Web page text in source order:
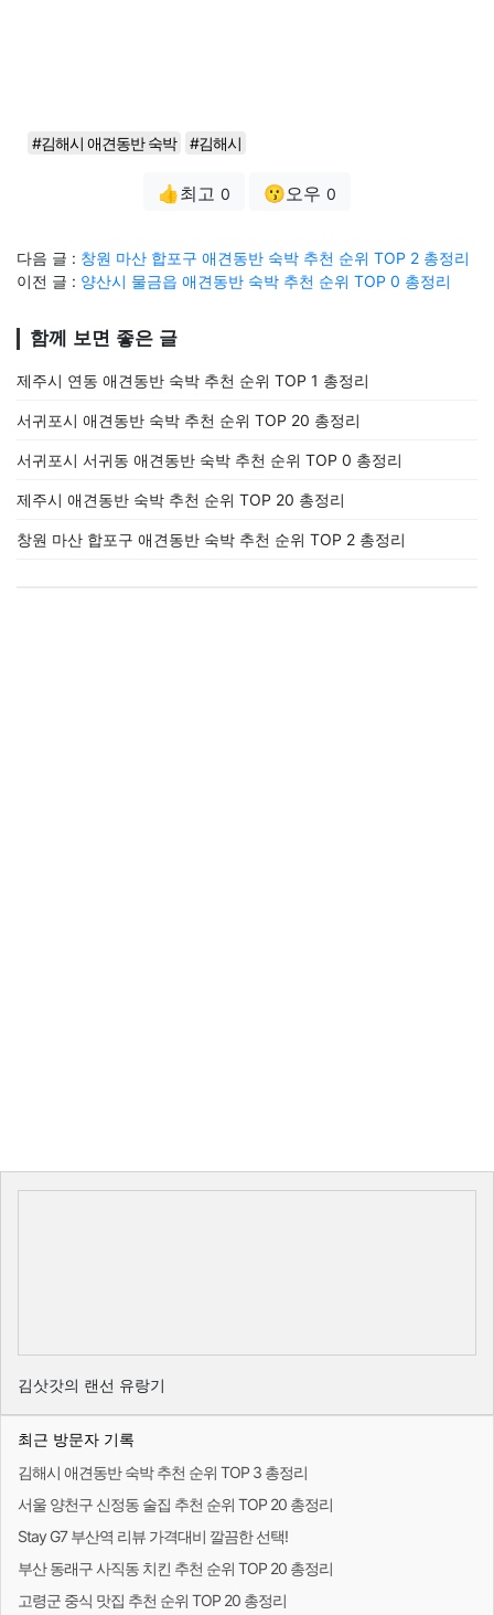
#김해시 애견동반 숙박 #김해시
👍최고 0 😗오우 0
다음 글 : 창원 마산 합포구 애견동반 숙박 추천 순위 TOP 2 총정리
이전 글 : 양산시 물금읍 애견동반 숙박 추천 순위 TOP 0 총정리
함께 보면 좋은 글
제주시 연동 애견동반 숙박 추천 순위 TOP 1 총정리
서귀포시 애견동반 숙박 추천 순위 TOP 20 총정리
서귀포시 서귀동 애견동반 숙박 추천 순위 TOP 0 총정리
제주시 애견동반 숙박 추천 순위 TOP 20 총정리
창원 마산 합포구 애견동반 숙박 추천 순위 TOP 2 총정리
김삿갓의 랜선 유랑기
최근 방문자 기록
김해시 애견동반 숙박 추천 순위 TOP 3 총정리
서울 양천구 신정동 술집 추천 순위 TOP 20 총정리
Stay G7 부산역 리뷰 가격대비 깔끔한 선택!
부산 동래구 사직동 치킨 추천 순위 TOP 20 총정리
고령군 중식 맛집 추천 순위 TOP 20 총정리